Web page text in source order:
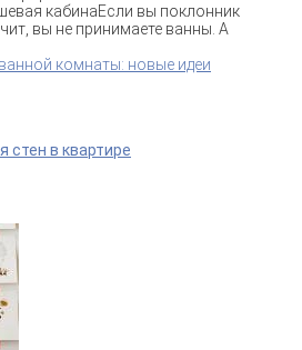
кабинаЕсли вы поклонник
вы не принимаете ванны. А
комнаты: новые идеи
стен в квартире